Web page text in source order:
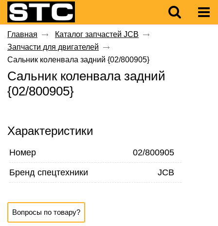
Главная
Каталог запчастей JCB
Запчасти для двигателей
Сальник коленвала задний {02/800905}
Сальник коленвала задний
{02/800905}
Характеристики
Номер 02/800905
Бренд спецтехники JCB
Вопросы по товару?